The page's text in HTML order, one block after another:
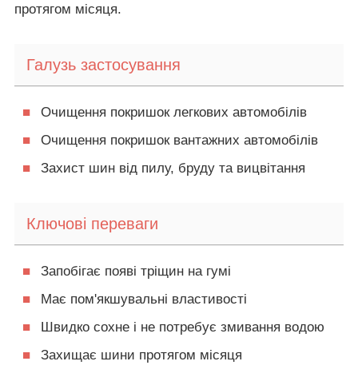
протягом місяця.
Галузь застосування
■
Очищення покришок легкових автомобілів
■
Очищення покришок вантажних автомобілів
■
Захист шин від пилу, бруду та вицвітання
Ключові переваги
■
Запобігає появі тріщин на гумі
■
Має пом'якшувальні властивості
■
Швидко сохне і не потребує змивання водою
■
Захищає шини протягом місяця